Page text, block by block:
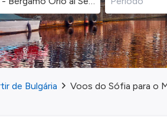
de Bulgária Voos do Sófia para o